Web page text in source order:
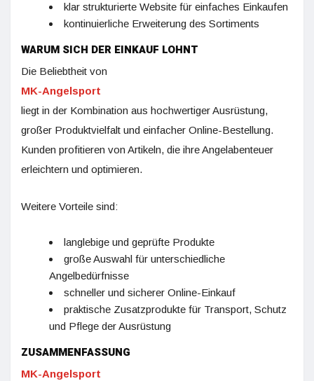
klar strukturierte Website für einfaches Einkaufen
kontinuierliche Erweiterung des Sortiments
WARUM SICH DER EINKAUF LOHNT
Die Beliebtheit von
MK-Angelsport
liegt in der Kombination aus hochwertiger Ausrüstung,
großer Produktvielfalt und einfacher Online-Bestellung.
Kunden profitieren von Artikeln, die ihre Angelabenteuer
erleichtern und optimieren.
Weitere Vorteile sind:
langlebige und geprüfte Produkte
große Auswahl für unterschiedliche
Angelbedürfnisse
schneller und sicherer Online-Einkauf
praktische Zusatzprodukte für Transport, Schutz
und Pflege der Ausrüstung
ZUSAMMENFASSUNG
MK-Angelsport